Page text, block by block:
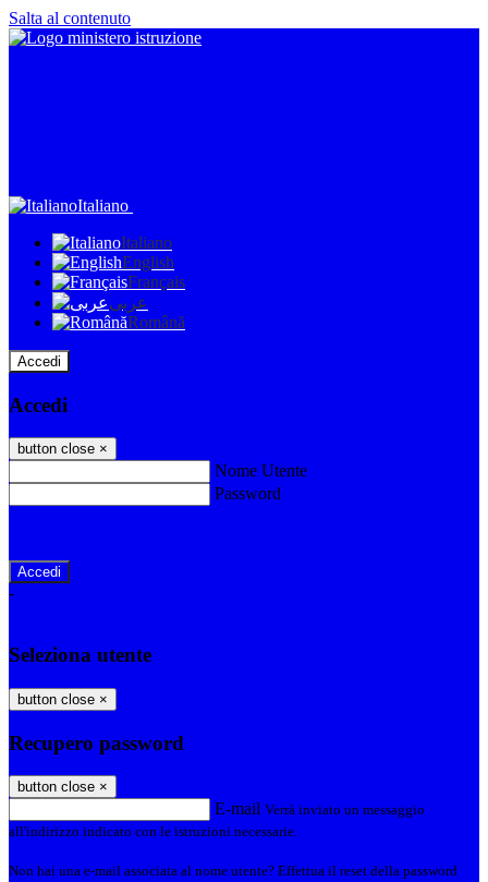
Salta al contenuto
Italiano
Italiano
English
Français
عربى
Română
Accedi
Accedi
button close ×
Nome Utente
Password
-
Seleziona utente
button close ×
Recupero password
button close ×
E-mail Verrà inviato un messaggio
all'indirizzo indicato con le istruzioni necessarie.
Non hai una e-mail associata al nome utente? Effettua il reset della password